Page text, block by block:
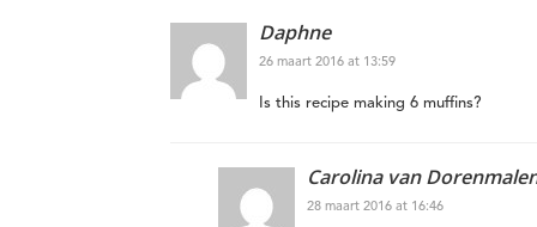
Daphne
26 maart 2016 at 13:59
Is this recipe making 6 muffins?
Carolina van
28 maart 2016 at 16:46